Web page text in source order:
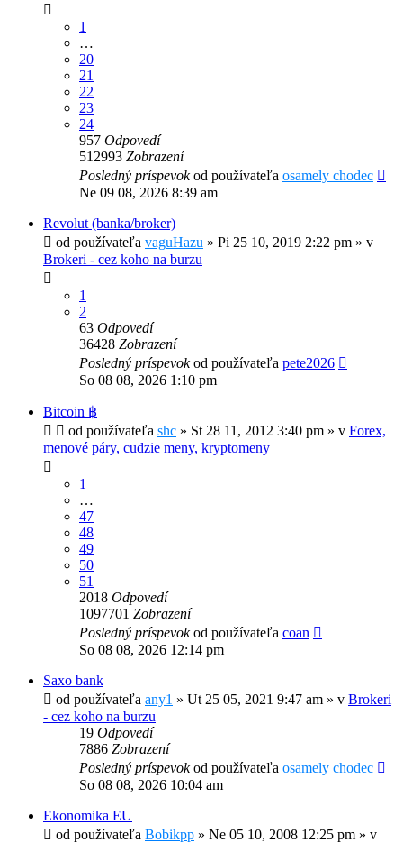
1
…
20
21
22
23
24
957 Odpovedí
512993 Zobrazení
Posledný príspevokod používateľa osamely chodec
Ne 09 08, 2026 8:39 am
Revolut (banka/broker)
od používateľa vaguHazu » Pi 25 10, 2019 2:22 pm » v
Brokeri - cez koho na burzu
1
2
63 Odpovedí
36428 Zobrazení
Posledný príspevokod používateľa pete2026
So 08 08, 2026 1:10 pm
Bitcoin ฿
od používateľa shc » St 28 11, 2012 3:40 pm » v Forex,
menové páry, cudzie meny, kryptomeny
1
…
47
48
49
50
51
2018 Odpovedí
1097701 Zobrazení
Posledný príspevokod používateľa coan
So 08 08, 2026 12:14 pm
Saxo bank
od používateľa any1 » Ut 25 05, 2021 9:47 am » v Brokeri
- cez koho na burzu
19 Odpovedí
7886 Zobrazení
Posledný príspevokod používateľa osamely chodec
So 08 08, 2026 10:04 am
Ekonomika EU
od používateľa Bobikpp » Ne 05 10, 2008 12:25 pm » v